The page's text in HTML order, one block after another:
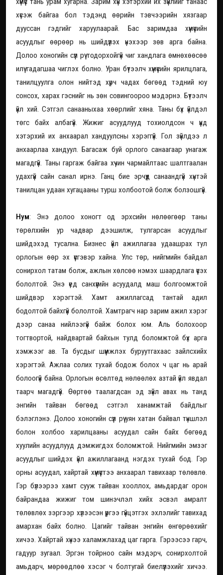
хүсэж байгаа бол тэдэнд өөрийн тэвчээрийн хязгаар
дууссан гэдгийг харуулаарай. Бас заримдаа хүмүүсийн
асуудлыг өөрөөр нь шийдүүлэх үнэхээр зөв арга байна.
Долоо хоногийн сүүл рүү тодорхойгүй чиг хандлага өмнөхөөсөө
илүү гадагшаа чиглэх болно. Уран бүтээлч хүмүүсийн ярилцлага,
танилцуулга олон нийтэд хүрч чадах бөгөөд тэдний юу
сонсох, харах гэснийг нь зөн совингоороо мэдэрнэ. Бүтээлч
үйл хий. Сэтгэл санааныхаа хөөрлийг хяна. Таны бүх үйлдэл
төгс байх албагүй. Жижиг асуудлууд тохиолдсон ч үүнд
хэтэрхий их анхаарал хандуулсны хэрэггүй. Гол зүйлдээ л
анхаарлаа хандуул. Багасаж буй орлого санаагаар унагаж
магадгүй. Таны гаргаж байгаа хүчин чармайлтаас шалтгаалан
удахгүй сайн санал ирнэ. Ганц бие эрчүүд санаандгүй хүнтэй
танилцан удаан хугацааны турш холбоотой болж болзошгүй.
Нум: Энэ долоо хоногт од эрхсийн нөлөөгөөр таны
төрөлхийн ур чадвар дээшилж, тулгарсан асуудлыг
шийдэхэд тусална. Бизнес үйл ажиллагаа удаашрах тул
орлогын өөр эх үүсгэвэр хайна. Улс төр, нийгмийн байдал
сонирхол татам болж, ажлын хөлсөө нэмэх шаардлага үүсэх
бололтой. Энэ үед санхүүгийн асуудалд маш болгоомжтой
шийдвэр хэрэгтэй. Хамт ажиллагсад тантай адил
бодолтой байхгүй бололтой. Хамтрагч нар зарим ажил хэрэг
дээр санаа нийлээгүй байж болох юм. Аль болохоор
тогтвортой, найдвартай байхын тулд боломжтой бүх арга
хэмжээг ав. Та бусдыг шүүмжлэх буруутгахаас зайлсхийх
хэрэгтэй. Ажлаа солих тухай бодож болох ч цаг нь арай
болоогүй байна. Орлогын өсөлтөд нөлөөлөх азтай үйл явдал
таарч магадгүй. Өөртөө таалагдсан эд зүйл авах нь танд
энгийн тайван бөгөөд сэтгэл ханамжтай байдлыг
бэлэглэнэ. Долоо хоногийн сүүл рүү уян хатан байвал түншлэл
болон холбоо харилцааны асуудал сайн байх бөгөөд
хуулийн асуудлууд дэмжигдэх боломжтой. Нийгмийн эмзэг
асуудлыг шийдэх үйл ажиллагаанд нэгдэх тухай бод. Гэр
орны асуудал, хайртай хүмүүстээ анхаарал тавихаар төлөвлө.
Гэр бүлээрээ хамт сууж тайван хооллох, амьдардаг орон
байрандаа жижиг том шинэчлэл хийх эсвэл амралт
төлөвлөх зэргээр хүлээсэн үүргээ гүйцэтгэх эхлэлийг тавихад
амархан байх болно. Цагийг тайван энгийн өнгөрөөхийг
хичээ. Хайртай хүнээ халамжлахад цаг гарга. Гэрээсээ гарч,
гадуур зугаал. Эргэн тойрноо сайн мэдэрч, сонирхолтой
амьдарч, мөрөөдлөө хэсэг ч болтугай биелүүлэхийг хичээ.